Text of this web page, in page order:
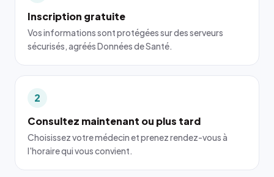
Inscription gratuite
Vos informations sont protégées sur des serveurs
sécurisés, agréés Données de Santé.
2
Consultez maintenant ou plus tard
Choisissez votre médecin et prenez rendez-vous à
l'horaire qui vous convient.